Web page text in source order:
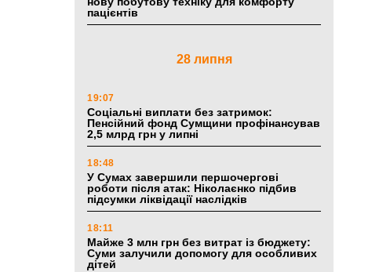
пацієнтів
28 липня
19:07
Соціальні виплати без затримок:
Пенсійний фонд Сумщини профінансував
2,5 млрд грн у липні
18:48
У Сумах завершили першочергові
роботи після атак: Ніколаєнко підбив
підсумки ліквідації наслідків
18:11
Майже 3 млн грн без витрат із бюджету:
Суми залучили допомогу для особливих
дітей